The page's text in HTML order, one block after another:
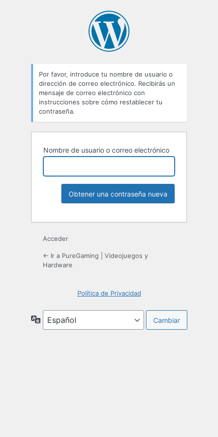
Por favor, introduce tu nombre de usuario o
dirección de correo electrónico. Recibirás un
mensaje de correo electrónico con
instrucciones sobre cómo restablecer tu
contraseña.
Nombre de usuario o correo electrónico
Acceder
← Ir a PureGaming | Videojuegos y
Hardware
Política de Privacidad
Idioma